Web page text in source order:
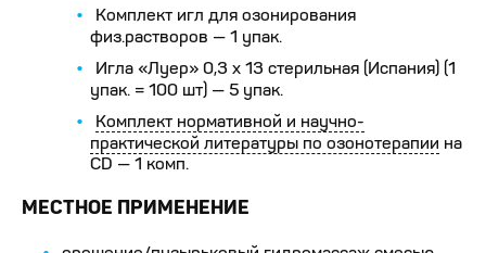
Комплект игл для озонирования
физ.растворов — 1 упак.
Игла «Луер» 0,3 х 13 стерильная (Испания) (1
упак. = 100 шт) — 5 упак.
Комплект нормативной и научно-
практической литературы по озонотерапии на
CD — 1 комп.
МЕСТНОЕ ПРИМЕНЕНИЕ